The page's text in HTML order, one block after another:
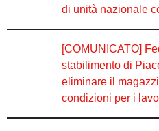
di unità nazionale
[COMUNICATO]
stabilimento di
eliminare il
condizioni per i